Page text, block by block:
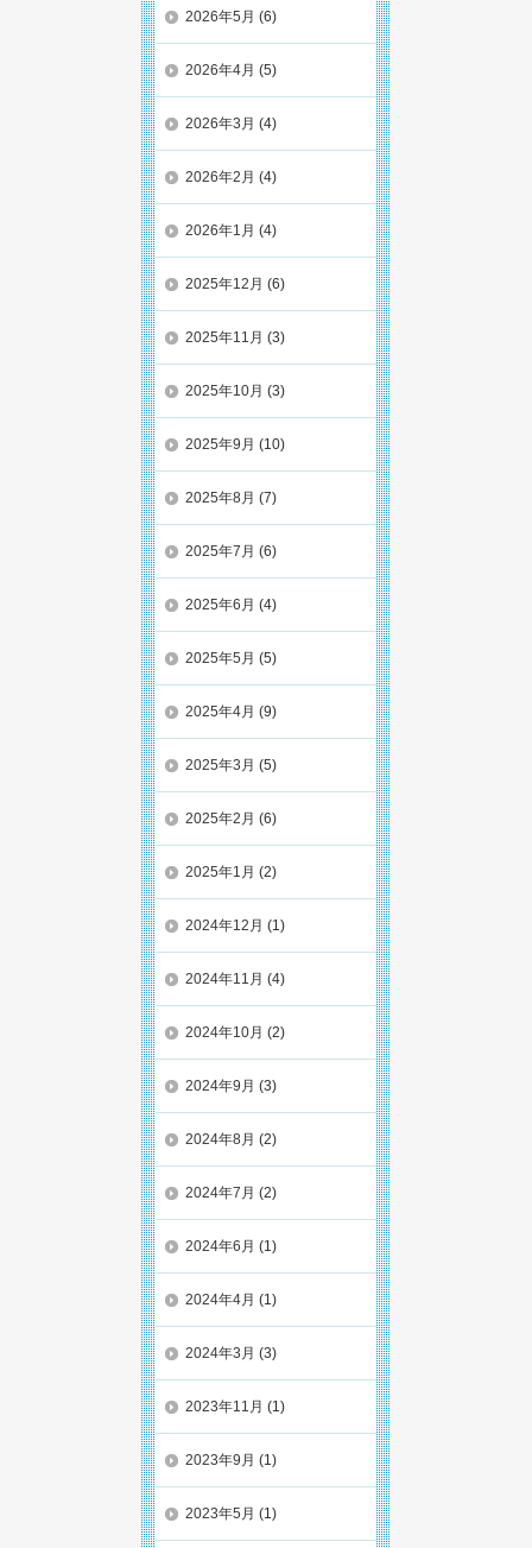
2026年5月 (6)
2026年4月 (5)
2026年3月 (4)
2026年2月 (4)
2026年1月 (4)
2025年12月 (6)
2025年11月 (3)
2025年10月 (3)
2025年9月 (10)
2025年8月 (7)
2025年7月 (6)
2025年6月 (4)
2025年5月 (5)
2025年4月 (9)
2025年3月 (5)
2025年2月 (6)
2025年1月 (2)
2024年12月 (1)
2024年11月 (4)
2024年10月 (2)
2024年9月 (3)
2024年8月 (2)
2024年7月 (2)
2024年6月 (1)
2024年4月 (1)
2024年3月 (3)
2023年11月 (1)
2023年9月 (1)
2023年5月 (1)